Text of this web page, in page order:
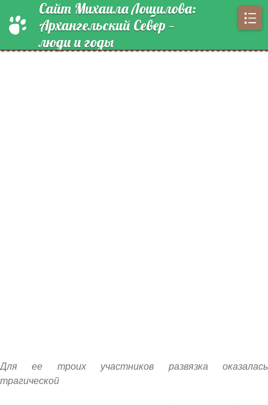
Сайт Михаила Лощилова:
Архангельский Север —
люди и годы
Для ее троих участников развязка оказалась
трагической